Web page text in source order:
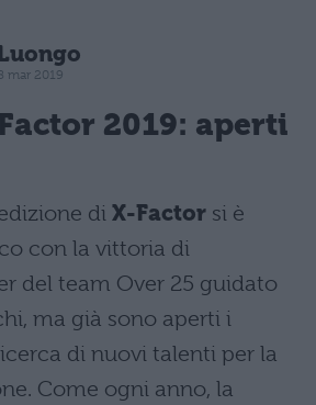
mar 2019
2019: aperti
di X-Factor si è
con la vittoria di
del team Over 25 guidato
ma già sono aperti i
di nuovi talenti per la
Come ogni anno, la